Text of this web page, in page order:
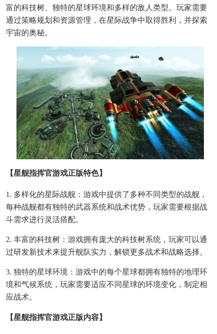
富的科技树、独特的星球环境和多样的敌人类型。玩家需要
通过策略规划和资源管理，在星际战争中取得胜利，并探索
宇宙的奥秘。
【星舰指挥官游戏正版特色】
1. 多样化的星际战舰：游戏中提供了多种不同类型的战舰，
每种战舰都有独特的武器系统和战术优势，玩家需要根据战
斗需求进行灵活搭配。
2. 丰富的科技树：游戏拥有庞大的科技树系统，玩家可以通
过研发新技术来提升舰队实力，解锁更多战术和战略选择。
3. 独特的星球环境：游戏中的每个星球都拥有独特的地理环
境和气候系统，玩家需要适应不同星球的环境变化，制定相
应战术。
【星舰指挥官游戏正版内容】